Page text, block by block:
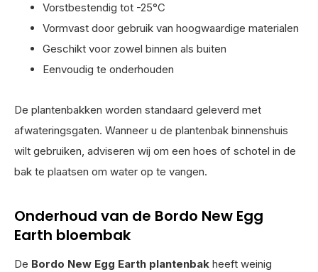
Vorstbestendig tot -25°C
Vormvast door gebruik van hoogwaardige materialen
Geschikt voor zowel binnen als buiten
Eenvoudig te onderhouden
De plantenbakken worden standaard geleverd met
afwateringsgaten. Wanneer u de plantenbak binnenshuis
wilt gebruiken, adviseren wij om een hoes of schotel in de
bak te plaatsen om water op te vangen.
Onderhoud van de Bordo New Egg
Earth bloembak
De Bordo New Egg Earth plantenbak heeft weinig